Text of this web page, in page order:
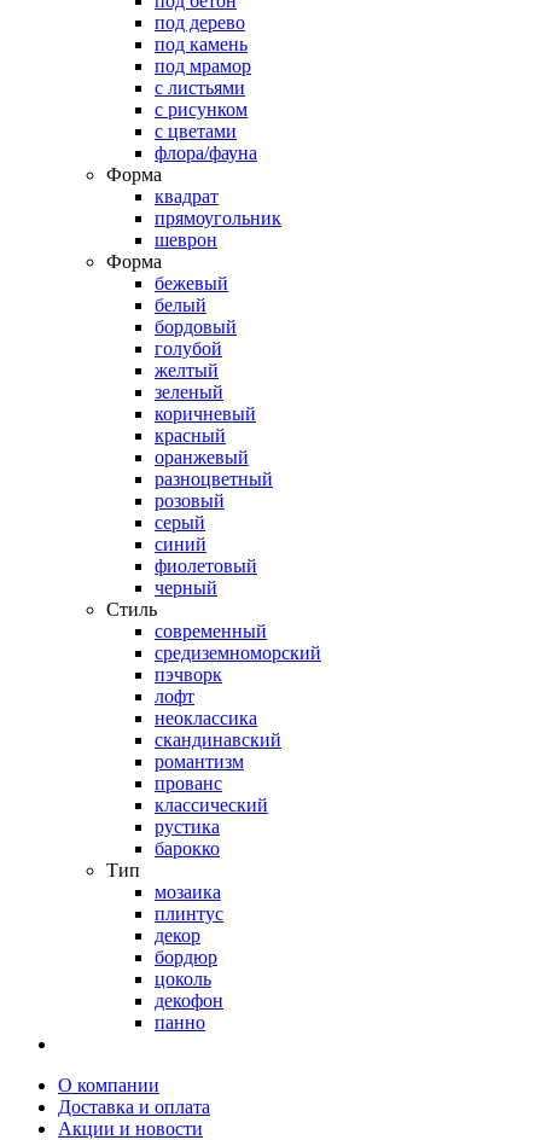
под дерево
под камень
под мрамор
с листьями
с рисунком
с цветами
флора/фауна
Форма
квадрат
прямоугольник
шеврон
Форма
бежевый
белый
бордовый
голубой
желтый
зеленый
коричневый
красный
оранжевый
разноцветный
розовый
серый
синий
фиолетовый
черный
Стиль
современный
средиземноморский
пэчворк
лофт
неоклассика
скандинавский
романтизм
прованс
классический
рустика
барокко
Тип
мозаика
плинтус
декор
бордюр
цоколь
декофон
панно
О компании
Доставка и оплата
Акции и новости